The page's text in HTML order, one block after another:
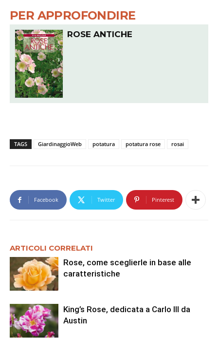
PER APPROFONDIRE
ROSE ANTICHE
TAGS GiardinaggioWeb potatura potatura rose rosai
Facebook Twitter Pinterest
ARTICOLI CORRELATI
Rose, come sceglierle in base alle
caratteristiche
King’s Rose, dedicata a Carlo III da
Austin